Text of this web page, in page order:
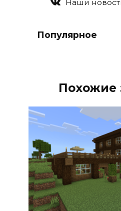
Наши
Популярное
Похожие